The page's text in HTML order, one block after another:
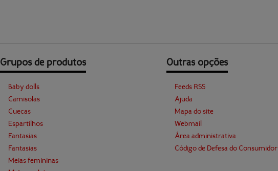
Grupos de produtos
Baby dolls
Camisolas
Cuecas
Espartilhos
Fantasias
Fantasias
Meias femininas
Outras opções
Feeds RSS
Ajuda
Mapa do site
Webmail
Área administrativa
Código de Defesa do Consumidor